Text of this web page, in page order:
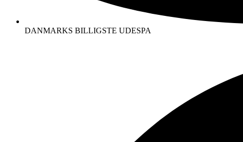
DANMARKS BILLIGSTE UDESPA